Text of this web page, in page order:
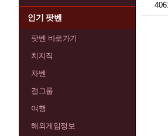
인기 팟벤
팟벤 바로가기
치지직
차벤
걸그룹
여행
해외게임정보